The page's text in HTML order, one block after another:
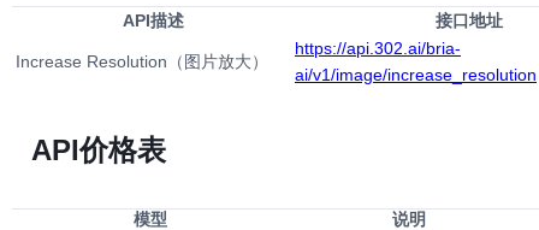
API描述 接口地址
Increase Resolution（图片放大）
https://api.302.ai/bria-
ai/v1/image/increase_resolution
API价格表
模型 说明